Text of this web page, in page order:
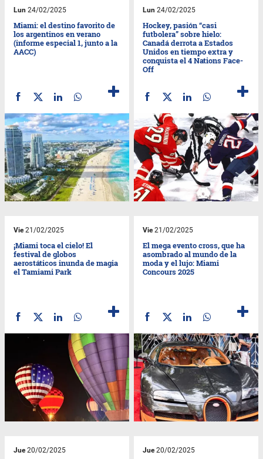
Lun 24/02/2025
​​Miami: el destino favorito de
los argentinos en verano
(informe especial 1, junto a la
AACC)
Lun 24/02/2025
Hockey, pasión “casi
futbolera” sobre hielo:
Canadá derrota a Estados
Unidos en tiempo extra y
conquista el 4 Nations Face-
Off
Vie21/02/2025
¡Miami toca el cielo! El
festival de globos
aerostáticos inunda de magia
el Tamiami Park
Vie21/02/2025
El mega evento cross, que ha
asombrado al mundo de la
moda y el lujo: Miami
Concours 2025
Jue20/02/2025 Jue20/02/2025